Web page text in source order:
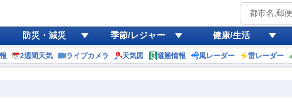
防災・減災 季節/レジャー 健康/生活
2週間天気 ライブカメラ 天気図 避難情報 風レーダー 雷レーダー